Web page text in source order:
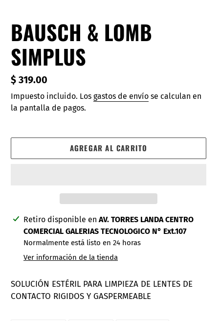
BAUSCH & LOMB
SIMPLUS
Precio
habitual
$ 319.00
Impuesto incluido. Los gastos de envío se calculan en
la pantalla de pagos.
AGREGAR AL CARRITO
Agregando
producto
Retiro disponible en AV. TORRES LANDA CENTRO
COMERCIAL GALERIAS TECNOLOGICO N° Ext.107
Normalmente está listo en 24 horas
Ver información de la tienda
SOLUCIÓN ESTÉRIL PARA LIMPIEZA DE LENTES DE
CONTACTO RIGIDOS Y GASPERMEABLE